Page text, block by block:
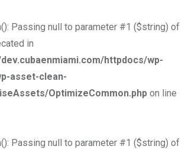
Passing null to parameter #1 ($string) of
in
httpdocs/wp-
asset-clean-
OptimizeCommon.php on line
Passing null to parameter #1 ($string) of